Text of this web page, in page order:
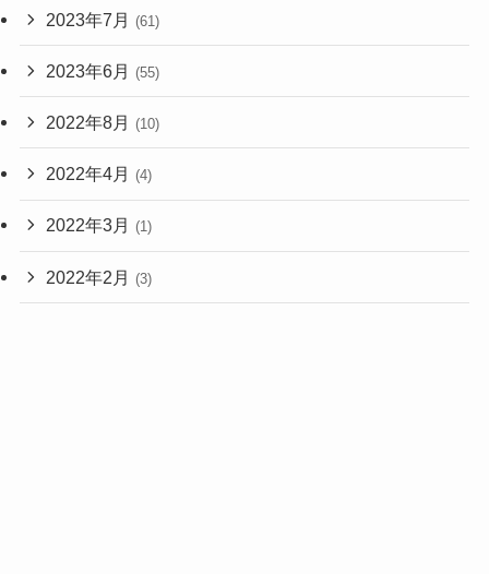
2023年7月 (61)
2023年6月 (55)
2022年8月 (10)
2022年4月 (4)
2022年3月 (1)
2022年2月 (3)